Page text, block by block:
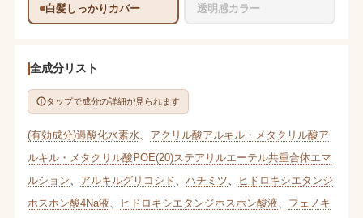
白髪しっかりカバー 透明感カラー
全成分リスト
タップで成分の詳細が見られます
(有効成分)過酸化水素水
アクリル酸アルキル・メタクリル酸ア
ルキル・メタクリル酸POE(20)ステアリルエーテル共重合体エマ
ルション
アルキルグリコシド ハチミツ
ヒドロキシエタンジ
ホスホン酸4Na液
ヒドロキシエタンジホスホン酸液
フェノキ